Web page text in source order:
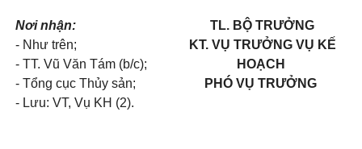
Nơi nhận:
- Như trên;
- TT. Vũ Văn Tám (b/c);
- Tổng cục Thủy sản;
- Lưu: VT, Vụ KH (2).
TL. BỘ TRƯỞNG
KT. VỤ TRƯỞNG VỤ KẾ
HOẠCH
PHÓ VỤ TRƯỞNG